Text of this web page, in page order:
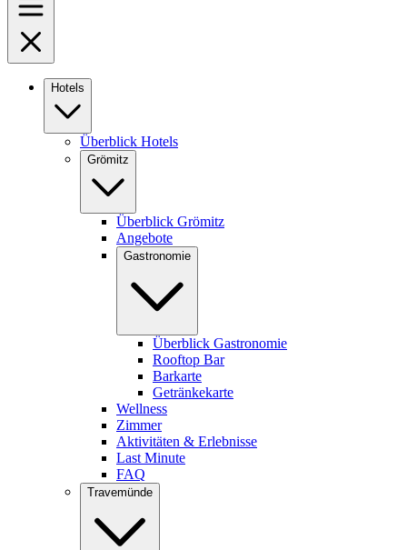
Hotels
Überblick Hotels
Grömitz
Überblick Grömitz
Angebote
Gastronomie
Überblick Gastronomie
Rooftop Bar
Barkarte
Getränkekarte
Wellness
Zimmer
Aktivitäten & Erlebnisse
Last Minute
FAQ
Travemünde